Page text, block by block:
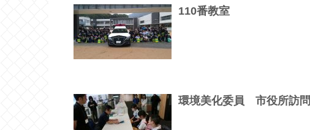
110番教室
環境美化委員 市役所訪問